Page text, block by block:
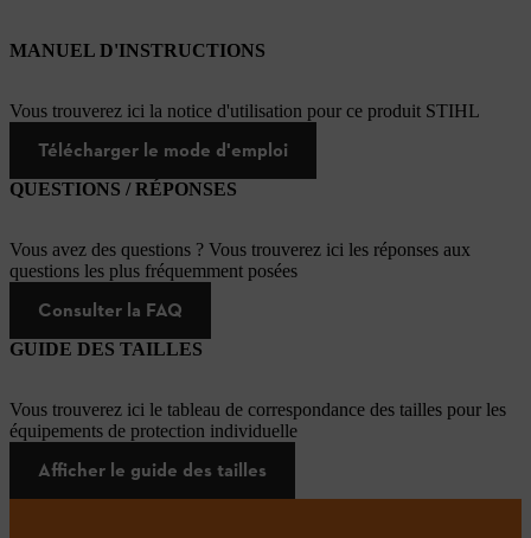
MANUEL D'INSTRUCTIONS
Vous trouverez ici la notice d'utilisation pour ce produit STIHL
Télécharger le mode d'emploi
QUESTIONS / RÉPONSES
Vous avez des questions ? Vous trouverez ici les réponses aux
questions les plus fréquemment posées
Consulter la FAQ
GUIDE DES TAILLES
Vous trouverez ici le tableau de correspondance des tailles pour les
équipements de protection individuelle
Afficher le guide des tailles